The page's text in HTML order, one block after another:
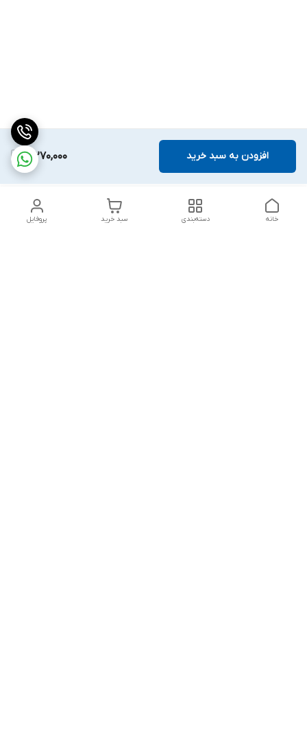
3,270,000 افزودن به سبد خرید
پروفایل سبد خرید دسته‌بندی خانه